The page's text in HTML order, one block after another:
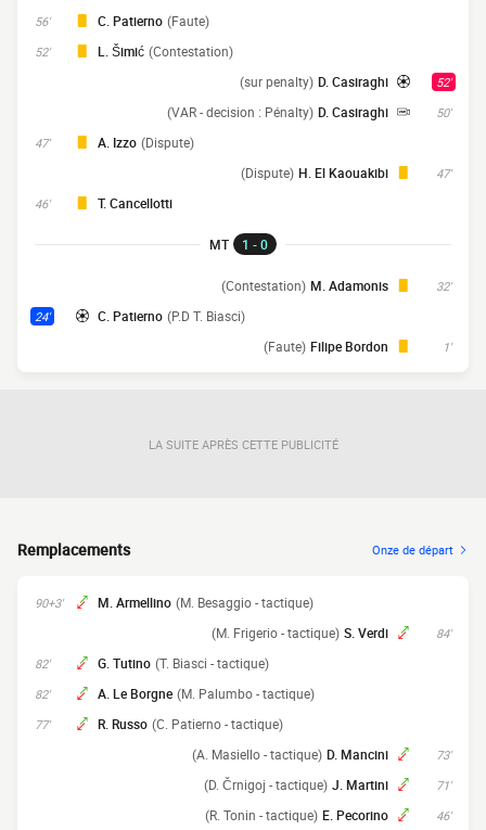
56' C. Patierno (Faute)
52' L. Šimić (Contestation)
52'
D. Casiraghi
(sur penalty)
50'
D. Casiraghi
(VAR - decision : Pénalty)
47' A. Izzo (Dispute)
47'
H. El Kaouakibi
(Dispute)
46' T. Cancellotti
MT 1 - 0
32'
M. Adamonis
(Contestation)
24' C. Patierno (P.D T. Biasci)
1'
Filipe Bordon
(Faute)
LA SUITE APRÈS CETTE PUBLICITÉ
Remplacements Onze de départ
90+3' M. Armellino (M. Besaggio - tactique)
84'
S. Verdi
(M. Frigerio - tactique)
82' G. Tutino (T. Biasci - tactique)
82' A. Le Borgne (M. Palumbo - tactique)
77' R. Russo (C. Patierno - tactique)
73'
D. Mancini
(A. Masiello - tactique)
71'
J. Martini
(D. Črnigoj - tactique)
46'
E. Pecorino
(R. Tonin - tactique)